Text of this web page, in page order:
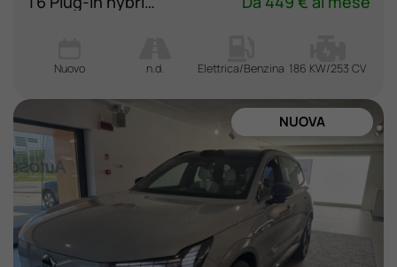
Nuovo n.d. Elettrica/Benzina 186 KW/253 CV
NUOVA